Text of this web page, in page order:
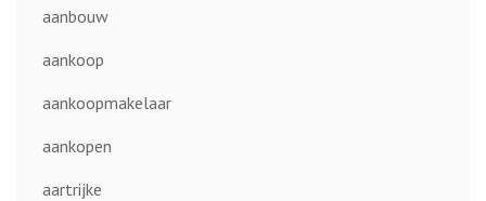
aanbouw
aankoop
aankoopmakelaar
aankopen
aartrijke